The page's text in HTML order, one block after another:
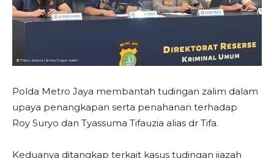
Polda Metro Jaya membantah tudingan zalim dalam
upaya penangkapan serta penahanan terhadap
Roy Suryo dan Tyassuma Tifauzia alias dr Tifa.
Keduanya ditangkap terkait kasus tudingan ijazah